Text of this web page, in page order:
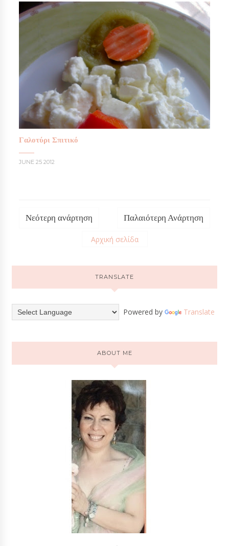
Γαλοτύρι Σπιτικό
JUNE 25 2012
Νεότερη ανάρτηση Παλαιότερη Ανάρτηση
Αρχική σελίδα
TRANSLATE
Powered by Translate
ABOUT ME